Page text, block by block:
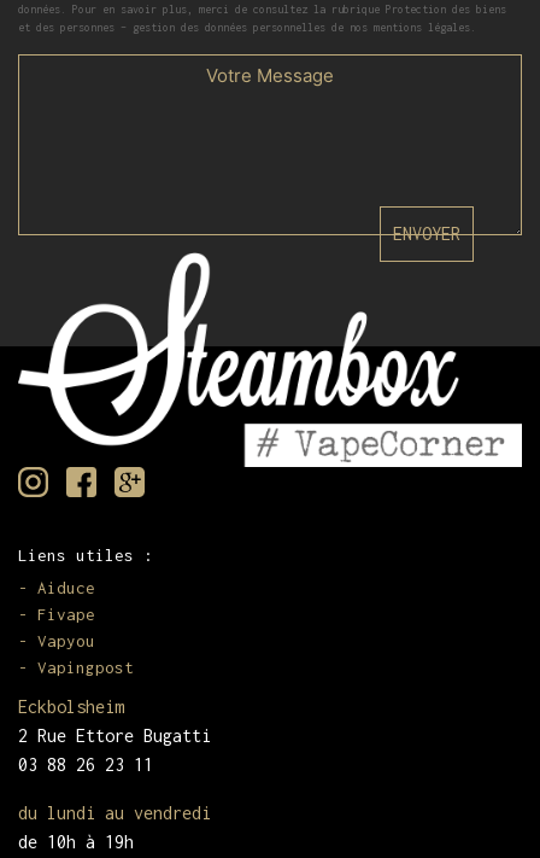
données. Pour en savoir plus, merci de consultez la rubrique Protection des biens
et des personnes – gestion des données personnelles de nos mentions légales.
ENVOYER
Liens utiles :
- Aiduce
- Fivape
- Vapyou
- Vapingpost
Eckbolsheim
2 Rue Ettore Bugatti
03 88 26 23 11
du lundi au vendredi
de 10h à 19h